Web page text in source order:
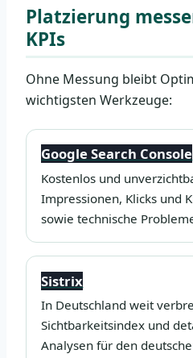
Platzierung
KPIs
Ohne Messung bleibt
wichtigsten Werkzeuge:
Google Search Console
Kostenlos und
Impressionen, Klicks und
sowie technische
Sistrix
In Deutschland weit
Sichtbarkeitsindex und
Analysen für den